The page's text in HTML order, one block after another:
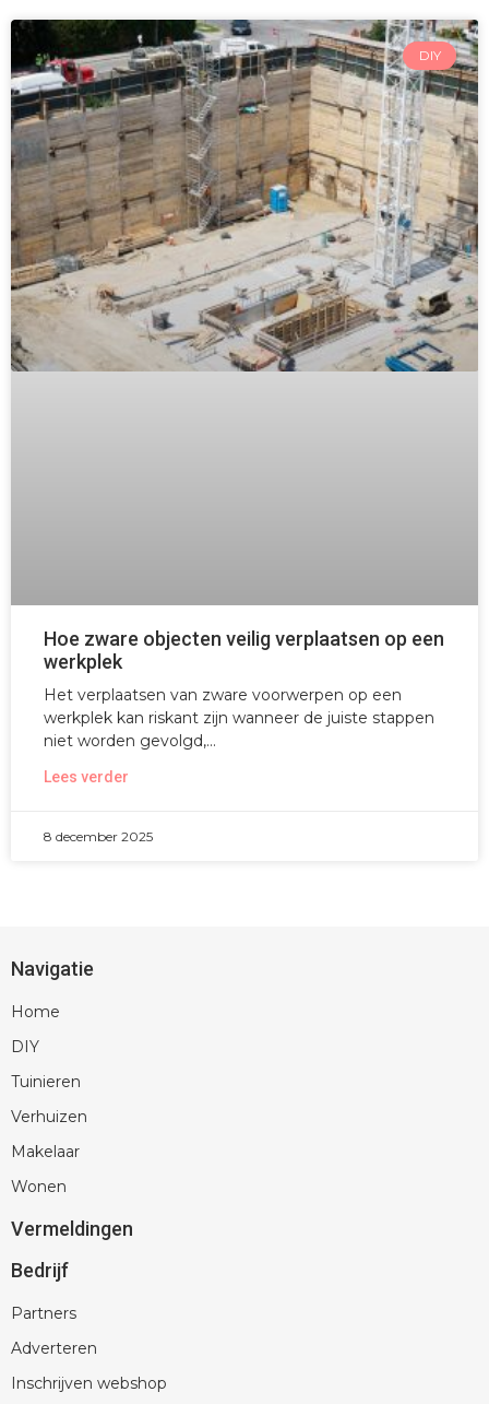
DIY
Hoe zware objecten veilig verplaatsen op een
werkplek
Het verplaatsen van zware voorwerpen op een
werkplek kan riskant zijn wanneer de juiste stappen
niet worden gevolgd,
Lees verder
8 december 2025
Navigatie
Home
DIY
Tuinieren
Verhuizen
Makelaar
Wonen
Vermeldingen
Bedrijf
Partners
Adverteren
Inschrijven webshop